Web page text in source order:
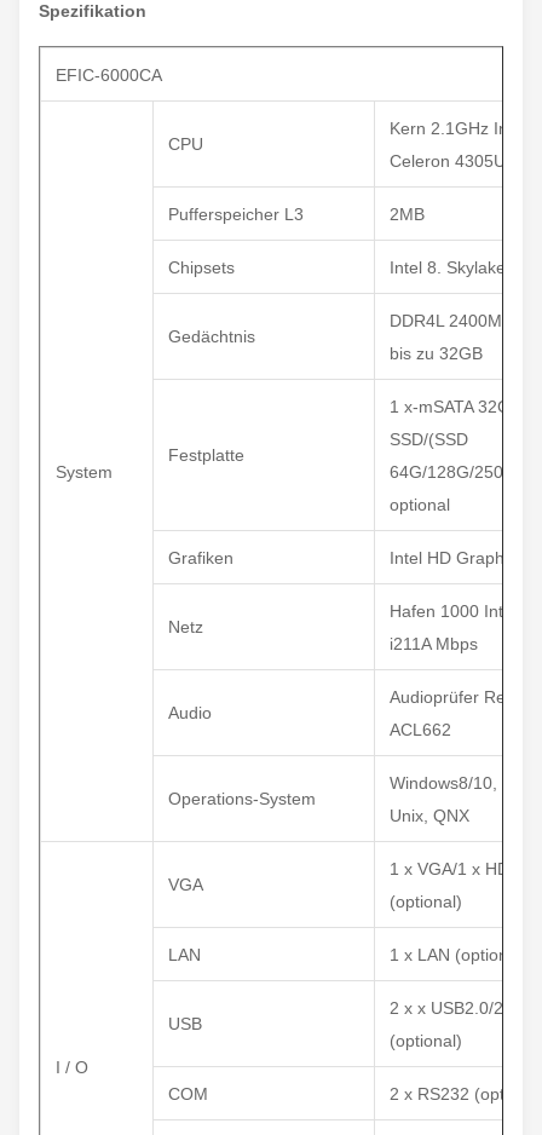
Spezifikation
EFIC-6000CA
System
CPU
Kern 2.1GHz Intels
Celeron 4305U
Pufferspeicher L3 2MB
Chipsets Intel 8. Skylake-U
Gedächtnis
DDR4L 2400MHz
bis zu 32GB
Festplatte
1 x-mSATA 32G
SSD/(SSD
64G/128G/250G/
optional
Grafiken Intel HD Graphics
Netz
Hafen 1000 Intel®
i211A Mbps
Audio
Audioprüfer
ACL662
Operations-System
Windows8/10,
Unix, QNX
I / O
VGA
1 x VGA/1 x HD-MI
(optional)
LAN 1 x LAN (optional)
USB
2 x x USB2.0/2
(optional)
COM 2 x RS232